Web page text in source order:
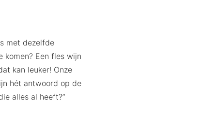
met dezelfde
komen? Een fles wijn
kan leuker! Onze
hét antwoord op de
alles al heeft?”